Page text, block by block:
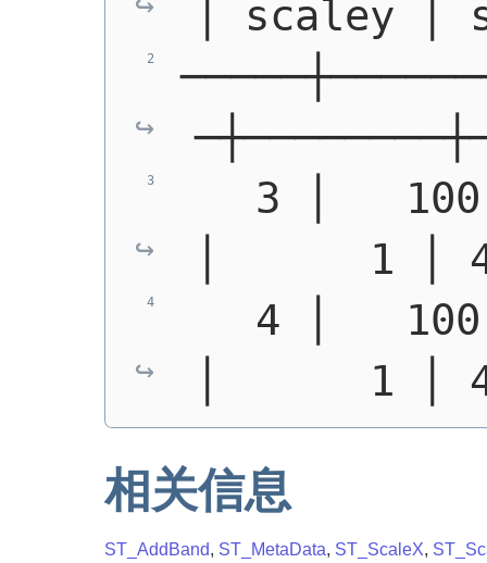
│ scaley │
3 │
│      1 │
4 │
│      1 │
相关信息
ST_AddBand, ST_MetaData, ST_ScaleX,